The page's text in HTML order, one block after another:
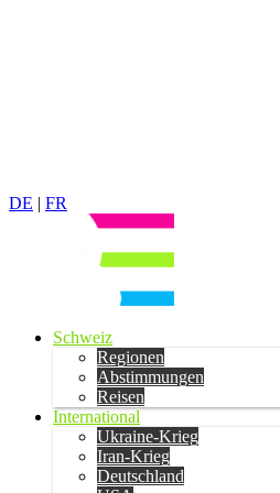
DE | FR
Schweiz
Regionen
Abstimmungen
Reisen
International
Ukraine-Krieg
Iran-Krieg
Deutschland